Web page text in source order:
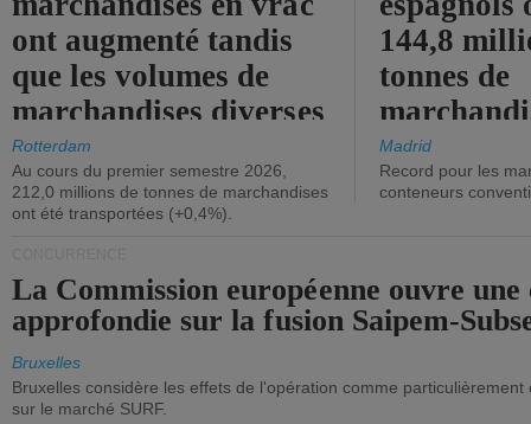
ont augmenté tandis
que les volumes de
marchandises diverses
ont diminué.
Rotterdam
Au cours du premier semestre 2026,
212,0 millions de tonnes de marchandises
ont été transportées (+0,4%).
144,8
tonnes de
(+2,9%).
Madrid
Record pour les
conteneurs
La Commission européenne ouvre une
approfondie sur la fusion Saipem-
Bruxelles
Bruxelles considère les effets de l'opération comme
sur le marché SURF.